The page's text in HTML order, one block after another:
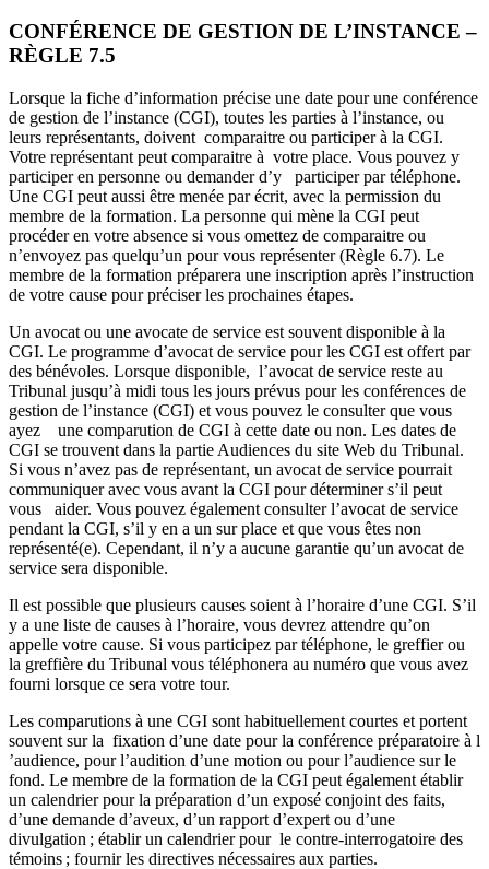
CONFÉRENCE DE GESTION DE L’INSTANCE –
RÈGLE 7.5
Lorsque la fiche d’information précise une date pour une conférence
de gestion de l’instance (CGI), toutes les parties à l’instance, ou
leurs représentants, doivent comparaitre ou participer à la CGI.
Votre représentant peut comparaitre à votre place. Vous pouvez y
participer en personne ou demander d’y participer par téléphone.
Une CGI peut aussi être menée par écrit, avec la permission du
membre de la formation. La personne qui mène la CGI peut
procéder en votre absence si vous omettez de comparaitre ou
n’envoyez pas quelqu’un pour vous représenter (Règle 6.7). Le
membre de la formation préparera une inscription après l’instruction
de votre cause pour préciser les prochaines étapes.
Un avocat ou une avocate de service est souvent disponible à la
CGI. Le programme d’avocat de service pour les CGI est offert par
des bénévoles. Lorsque disponible, l’avocat de service reste au
Tribunal jusqu’à midi tous les jours prévus pour les conférences de
gestion de l’instance (CGI) et vous pouvez le consulter que vous
ayez une comparution de CGI à cette date ou non. Les dates de
CGI se trouvent dans la partie Audiences du site Web du Tribunal.
Si vous n’avez pas de représentant, un avocat de service pourrait
communiquer avec vous avant la CGI pour déterminer s’il peut
vous aider. Vous pouvez également consulter l’avocat de service
pendant la CGI, s’il y en a un sur place et que vous êtes non
représenté(e). Cependant, il n’y a aucune garantie qu’un avocat de
service sera disponible.
Il est possible que plusieurs causes soient à l’horaire d’une CGI. S’il
y a une liste de causes à l’horaire, vous devrez attendre qu’on
appelle votre cause. Si vous participez par téléphone, le greffier ou
la greffière du Tribunal vous téléphonera au numéro que vous avez
fourni lorsque ce sera votre tour.
Les comparutions à une CGI sont habituellement courtes et portent
souvent sur la fixation d’une date pour la conférence préparatoire à l
’audience, pour l’audition d’une motion ou pour l’audience sur le
fond. Le membre de la formation de la CGI peut également établir
un calendrier pour la préparation d’un exposé conjoint des faits,
d’une demande d’aveux, d’un rapport d’expert ou d’une
divulgation ; établir un calendrier pour le contre-interrogatoire des
témoins ; fournir les directives nécessaires aux parties.